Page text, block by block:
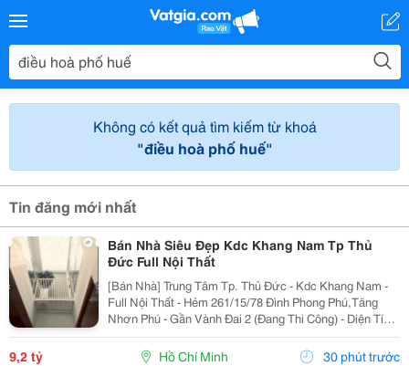
Không có kết quả tìm kiếm từ khoá
"điều hoà phố huế"
Tin đăng mới nhất
Bán Nhà Siêu Đẹp Kdc Khang Nam Tp Thủ
Đức Full Nội Thất
[Bán Nhà] Trung Tâm Tp. Thủ Đức - Kdc Khang Nam -
Full Nội Thất - Hẻm 261/15/78 Đình Phong Phú,Tăng
Nhơn Phú - Gần Vành Đai 2 (Đang Thi Công) - Diện Tích
Lý Tưởng: 5.6M X 14.2M (Tổng Diện Tích Công Nhận:
80M2). - Kết Cấu Kiên Cố: 1 Trệt, 2 Lầu,...
9,2 tỷ Hồ Chí Minh 30 phút trước